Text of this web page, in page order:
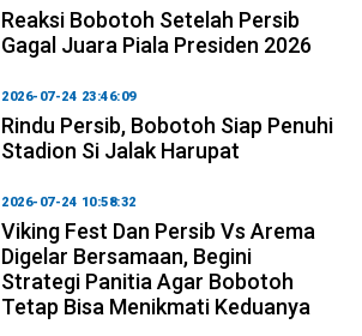
Reaksi Bobotoh Setelah Persib
Gagal Juara Piala Presiden 2026
2026-07-24 23:46:09
Rindu Persib, Bobotoh Siap Penuhi
Stadion Si Jalak Harupat
2026-07-24 10:58:32
Viking Fest Dan Persib Vs Arema
Digelar Bersamaan, Begini
Strategi Panitia Agar Bobotoh
Tetap Bisa Menikmati Keduanya